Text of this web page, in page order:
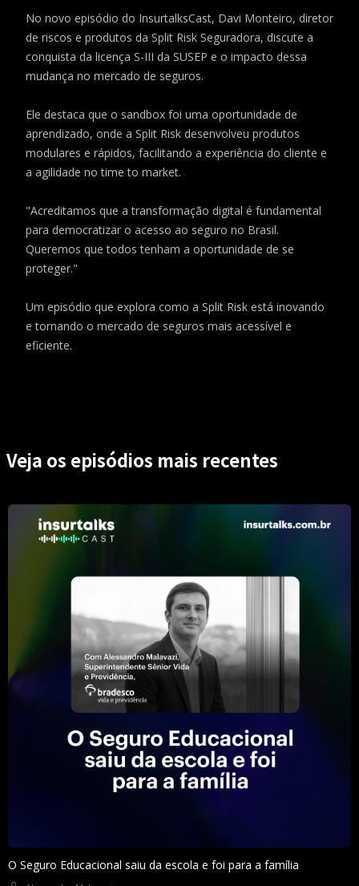
No novo episódio do InsurtalksCast, Davi Monteiro, diretor
de riscos e produtos da Split Risk Seguradora, discute a
conquista da licença S-III da SUSEP e o impacto dessa
mudança no mercado de seguros.
Ele destaca que o sandbox foi uma oportunidade de
aprendizado, onde a Split Risk desenvolveu produtos
modulares e rápidos, facilitando a experiência do cliente e
a agilidade no time to market.
"Acreditamos que a transformação digital é fundamental
para democratizar o acesso ao seguro no Brasil.
Queremos que todos tenham a oportunidade de se
proteger."
Um episódio que explora como a Split Risk está inovando
e tornando o mercado de seguros mais acessível e
eficiente.
Veja os episódios mais recentes
O Seguro Educacional saiu da escola e foi para a família